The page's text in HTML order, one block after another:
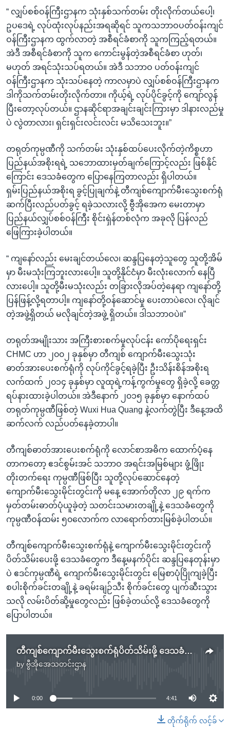
“ လျှပ်စစ်ဝန်ကြီးဌာနက သုံးနှစ်သက်တမ်း တိုးလိုက်တယ်ပေါ့၊
ဥပဒေရဲ့ လုပ်ထုံးလုပ်နည်းအရဆိုရင် သူကသဘာဝပတ်ဝန်းကျင်
ဝန်ကြီးဌာနက ထွက်လာတဲ့ အစီရင်ခံစာကို သူကကြည့်ရတယ်။
အဲဒီ အစီရင်ခံစာကို သူက ကောင်းမွန်တဲ့အစီရင်ခံစာ ဟုတ်၊
မဟုတ် အရင်သုံးသပ်ရတယ်။ အဲဒီ သဘာဝ ပတ်ဝန်းကျင်
ဝန်ကြီးဌာနက သုံးသပ်နေတဲ့ ကာလမှာပဲ လျှပ်စစ်ဝန်ကြီးဌာနက
ဒါကိုသက်တမ်းတိုးလိုက်တာ။ ကိုယ့်ရဲ့ လုပ်ပိုင်ခွင့်ကို ကျော်လွန်
ပြီးတော့လုပ်တယ်။ ဌာနဆိုင်ရာအချင်းချင်းကြားမှာ ဒါနားလည်မှု
ပဲ လွဲတာလား၊ ရှင်းရှင်းလင်းလင်း မသိသေးဘူး။”
တရုတ်ကုမ္ပဏီကို သက်တမ်း သုံးနှစ်ထပ်ပေးလိုက်တဲ့ကိစ္စဟာ
ပြည်နယ်အစိုးရရဲ့ သဘောထားမှတ်ချက်ကြောင့်လည်း ဖြစ်နိုင်
ကြောင်း ဒေသခံတွေက ပြောနေကြတာလည်း ရှိပါတယ်။
ရှမ်းပြည်နယ်အစိုးရ ခွင့်ပြုချက်နဲ့ တီကျစ်ကျောက်မီးသွေးစက်ရုံ
ဆက်ပြီးလည်ပတ်ခွင့် ရခဲ့သလားလို့ ဗွီအိုအေက မေးတာမှာ
ပြည်နယ်လျှပ်စစ်ဝန်ကြီး စိုင်းရှဲန်တစ်လုံက အခုလို ပြန်လည်
ဖြေကြားခဲ့ပါတယ်။
“ ကျနော်လည်း မေးချင်တယ်လေ၊ ဆန္ဒပြနေတဲ့သူတွေ သူတို့အိမ်
မှာ မီးမသုံးကြဘူးလားပေါ့။ သူတို့နိုင်ငံမှာ မီးလုံးလောက် နေပြီ
လားပေါ့။ သူတို့မီးမသုံးလည်း တခြားလိုအပ်တဲ့နေရာ ကျနော်တို့
ပြန်ဖြန့်လို့ရတာပါ့။ ကျနော်တို့ဝန်ဆောင်မှု ပေးတာပဲလေ၊ လိုချင်
တဲ့အဖွဲ့ရှိတယ် မလိုချင်တဲ့အဖွဲ့ ရှိတယ်။ ဒါသဘာဝပဲ။”
တရုတ်အမျိုးသား အကြီးစားစက်မှုလုပ်ငန်း ကော်ပိုရေးရှင်း
CHMC ဟာ ၂၀၀၂ ခုနှစ်မှာ တီကျစ် ကျောက်မီးသွေးသုံး
ဓာတ်အားပေးစက်ရုံကို လုပ်ကိုင်ခွင့်ရခဲ့ပြီး ဦးသိန်းစိန်အစိုးရ
လက်ထက် ၂၀၁၄ ခုနှစ်မှာ လူထုရဲ့ကန့်ကွက်မှုတွေ ရှိခဲ့လို့ ခေတ္တ
ရပ်နားထားခဲ့ပါတယ်။ အဲဒီနောက် ၂၀၁၅ ခုနှစ်မှာ နောက်ထပ်
တရုတ်ကုမ္ပဏီဖြစ်တဲ့ Wuxi Hua Quang နဲ့လက်တွဲပြီး ဒီနေ့အထိ
ဆက်လက် လည်ပတ်နေခဲ့တာပါ။
တီကျစ်ဓာတ်အားပေးစက်ရုံကို လောင်စာအဓိက ထောက်ပံ့နေ
တာကတော့ ဧဒင်စွမ်းအင် သဘာဝ အရင်းအမြစ်များ ဖွံ့ဖြိုး
တိုးတက်ရေး ကုမ္ပဏီဖြစ်ပြီး သူတို့လုပ်ဆောင်နေတဲ့
ကျောက်မီးသွေးမိုင်းတွင်းကို မနေ့ အောက်တိုလာ ၂၉ ရက်က
မှတ်တမ်းဓာတ်ပုံယူခဲ့တဲ့ သတင်းသမားတချို့နဲ့ ဒေသခံတွေကို
ကုမ္ပဏီဝန်ထမ်း ၅၀လောက်က လာရောက်တားမြစ်ခဲ့ပါတယ်။
တီကျစ်ကျောက်မီးသွေးစက်ရုံနဲ့ ကျောက်မီးသွေးမိုင်းတွင်းကို
ပိတ်သိမ်းပေးဖို့ ဒေသခံတွေက ဒီနေ့မနက်ပိုင်း ဆန္ဒပြနေတုန်းမှာ
ပဲ ဧဒင်ကုမ္ပဏီရဲ့ ကျောက်မီးသွေးမိုင်းတွင်း မြေစာပုံပြိုကျခဲ့ပြီး
စပါးစိုက်ခင်းတချို့နဲ့ ခရမ်းချဉ်သီး စိုက်ခင်းတွေ ပျက်ဆီးသွား
သလို လမ်းပိတ်ဆို့မှုတွေလည်း ဖြစ်ခဲ့တယ်လို့ ဒေသခံတွေကို
ပြောပါတယ်။
တီကျစ်ကျောက်မီးသွေးစက်ရုံပိတ်သိမ်းဖို့ ဒေသခံတွေ ဆန္ဒပြ
by ဗွီအိုအေသတင်းဌာန
No media source currently available
0:00 4:41
တိုက်ရိုက် လင့်ခ်